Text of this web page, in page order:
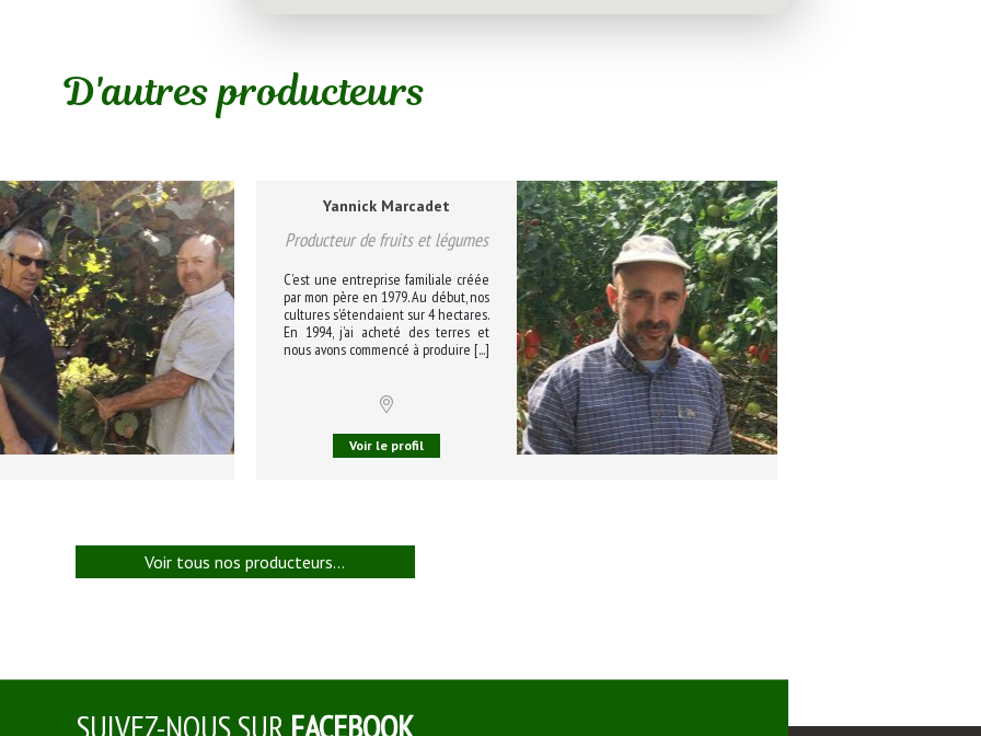
D'autres producteurs
Yannick Marcadet
Producteur de fruits et légumes
C’est une entreprise familiale créée
par mon père en 1979. Au début, nos
cultures s’étendaient sur 4 hectares.
En 1994, j’ai acheté des terres et
nous avons commencé à produire [...]
Voir le profil
Voir tous nos producteurs...
SUIVEZ-NOUS SUR FACEBOOK